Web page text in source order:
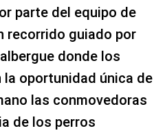
parte del equipo de
recorrido guiado por
donde los
oportunidad única de
las conmovedoras
de los perros